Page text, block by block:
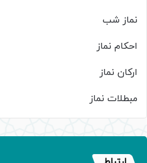
نماز شب
احکام نماز
ارکان نماز
مبطلات نماز